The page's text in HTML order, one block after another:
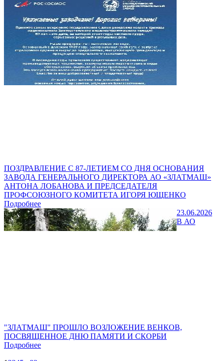
ПОЗДРАВЛЕНИЕ С 87-ЛЕТИЕМ СО ДНЯ ОСНОВАНИЯ
ЗАВОДА ГЕНЕРАЛЬНОГО ДИРЕКТОРА АО «ЗЛАТМАШ»
АНТОНА ЛОБАНОВА И ПРЕДСЕДАТЕЛЯ
ПРОФСОЮЗНОГО КОМИТЕТА ИГОРЯ ЮЩЕНКО
Подробнее
23.06.2026
В АО
"ЗЛАТМАШ" ПРОШЛО ВОЗЛОЖЕНИЕ ВЕНКОВ,
ПОСВЯЩЕННОЕ ДНЮ ПАМЯТИ И СКОРБИ
Подробнее